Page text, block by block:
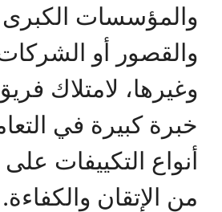
والمؤسسات الكبرى
والقصور أو
وغيرها، لامتلاك
خبرة كبيرة في
أنواع التكييفات
من الإتقان والكفاءة.